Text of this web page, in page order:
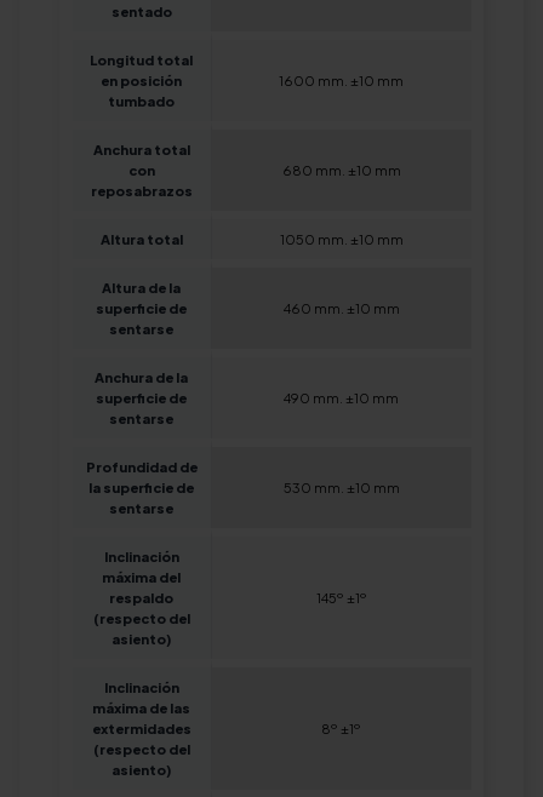
sentado
Longitud total
en posición
tumbado
1600 mm. ±10 mm
Anchura total
con
reposabrazos
680 mm. ±10 mm
Altura total 1050 mm. ±10 mm
Altura de la
superficie de
sentarse
460 mm. ±10 mm
Anchura de la
superficie de
sentarse
490 mm. ±10 mm
Profundidad de
la superficie de
sentarse
530 mm. ±10 mm
Inclinación
máxima del
respaldo
(respecto del
asiento)
145º ±1º
Inclinación
máxima de las
extermidades
(respecto del
asiento)
8º ±1º